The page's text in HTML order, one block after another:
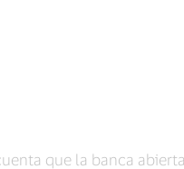
que la banca